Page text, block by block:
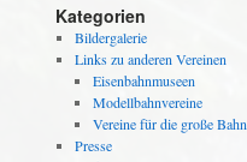
Kategorien
Bildergalerie
Links zu anderen Vereinen
Eisenbahnmuseen
Modellbahnvereine
Vereine für die große Bahn
Presse